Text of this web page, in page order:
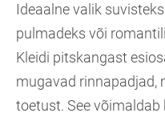
Ideaalne valik
pulmadeks või
Kleidi pitskangast
mugavad rinnapadjad,
toetust. See